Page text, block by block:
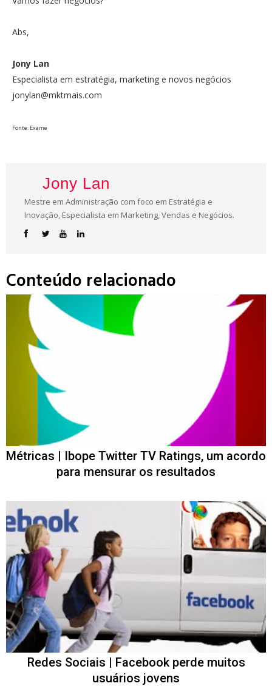
Abs,
Jony Lan
Especialista em estratégia, marketing e novos negócios
jonylan@mktmais.com
Fonte: Exame
Jony Lan
Mestre em Administração com foco em Estratégia e
Inovação, Especialista em Marketing, Vendas e Negócios.
Conteúdo relacionado
Métricas | Ibope Twitter TV Ratings, um acordo
para mensurar os resultados
Redes Sociais | Facebook perde muitos
usuários jovens